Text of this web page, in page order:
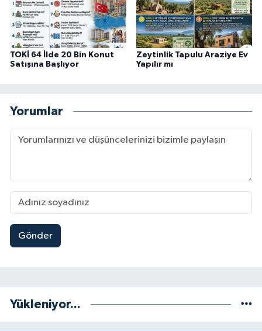
TOKİ 64 İlde 20 Bin Konut
Satışına Başlıyor
Zeytinlik Tapulu Araziye Ev
Yapılır mı
Yorumlar
Gönder
Yükleniyor...